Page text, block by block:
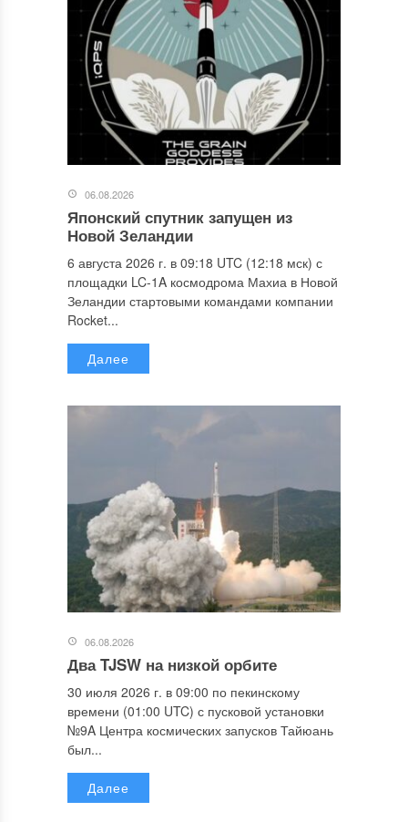
06.08.2026
Японский спутник запущен из
Новой Зеландии
6 августа 2026 г. в 09:18 UTC (12:18 мск) с
площадки LC-1A космодрома Махиа в Новой
Зеландии стартовыми командами компании
Rocket...
Далее
06.08.2026
Два TJSW на низкой орбите
30 июля 2026 г. в 09:00 по пекинскому
времени (01:00 UTC) с пусковой установки
№9A Центра космических запусков Тайюань
был...
Далее